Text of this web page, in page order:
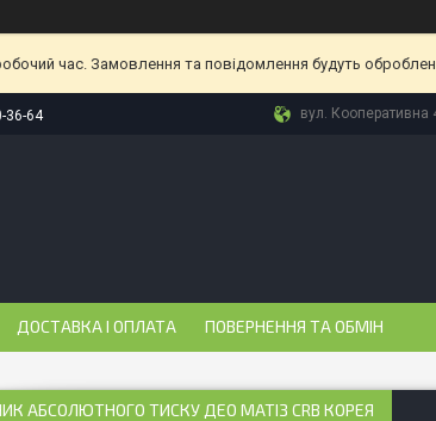
час. Замовлення та повідомлення будуть
36-64 вул. Кооперативна
ДОСТАВКА І ОПЛАТА ПОВЕРНЕННЯ ТА ОБМІН
АБСОЛЮТНОГО ТИСКУ ДЕО МАТІЗ CRB КОРЕЯ